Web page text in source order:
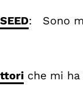
: Sono
che mi